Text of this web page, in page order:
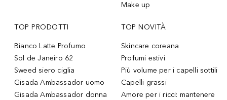
Make up
TOP PRODOTTI
Bianco Latte Profumo
Sol de Janeiro 62
Sweed siero ciglia
Gisada Ambassador uomo
Gisada Ambassador donna
TOP NOVITÀ
Skincare coreana
Profumi estivi
Più volume per i capelli sottili
Capelli grassi
Amore per i ricci: mantenere